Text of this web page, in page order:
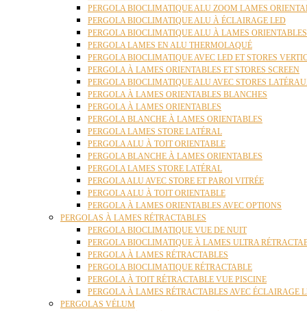
PERGOLA BIOCLIMATIQUE ALU ZOOM LAMES
PERGOLA BIOCLIMATIQUE ALU À ÉCLAIRAGE LED
PERGOLA BIOCLIMATIQUE ALU À LAMES
PERGOLA LAMES EN ALU THERMOLAQUÉ
PERGOLA BIOCLIMATIQUE AVEC LED ET STORES
PERGOLA À LAMES ORIENTABLES ET STORES SCREEN
PERGOLA BIOCLIMATIQUE ALU AVEC STORES
PERGOLA À LAMES ORIENTABLES BLANCHES
PERGOLA À LAMES ORIENTABLES
PERGOLA BLANCHE À LAMES ORIENTABLES
PERGOLA LAMES STORE LATÉRAL
PERGOLA ALU À TOIT ORIENTABLE
PERGOLA BLANCHE À LAMES ORIENTABLES
PERGOLA LAMES STORE LATÉRAL
PERGOLA ALU AVEC STORE ET PAROI VITRÉE
PERGOLA ALU À TOIT ORIENTABLE
PERGOLA À LAMES ORIENTABLES AVEC OPTIONS
PERGOLAS À LAMES RÉTRACTABLES
PERGOLA BIOCLIMATIQUE VUE DE NUIT
PERGOLA BIOCLIMATIQUE À LAMES ULTRA
PERGOLA À LAMES RÉTRACTABLES
PERGOLA BIOCLIMATIQUE RÉTRACTABLE
PERGOLA À TOIT RÉTRACTABLE VUE PISCINE
PERGOLA À LAMES RÉTRACTABLES AVEC ÉCLAIRAGE
PERGOLAS VÉLUM